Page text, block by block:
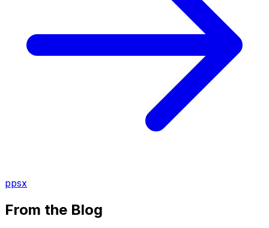
ppsx
From the Blog